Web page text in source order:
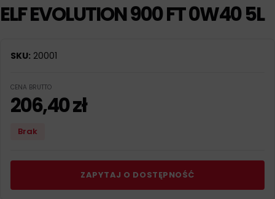
ELF EVOLUTION 900 FT 0W40 5L
SKU: 20001
CENA BRUTTO
206,40zł
Brak
ZAPYTAJ O DOSTĘPNOŚĆ